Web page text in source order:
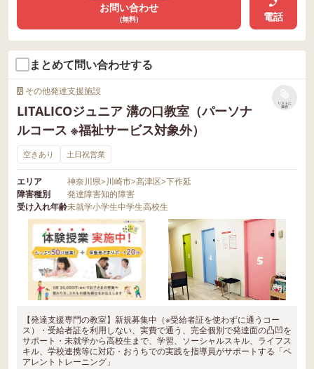
お問い合わせ
(無料) 電話
まとめて問い合わせする
その他発達支援施設
LITALICOジュニア 溝の口教室（パーソナ
ルコース ※福祉サービス対象外）
リストに
保存
空きあり 土日祝営業
エリア 神奈川県>川崎市>高津区>下作延
障害種別
発達障害知的障害
受け入れ年齢未就学小学生中学生高校生
【発達支援専門の教室】新規募集中（※受給者証を使わずに通うコー
ス）・受給者証を利用しない、実費で通う、完全個別で発達面の凸凹を
サポート・未就学から高校生まで、学習、ソーシャルスキル、ライフス
キル、学校連携等に対応・おうちでの実践を指導員がサポートする「ペ
アレントトレーニング」